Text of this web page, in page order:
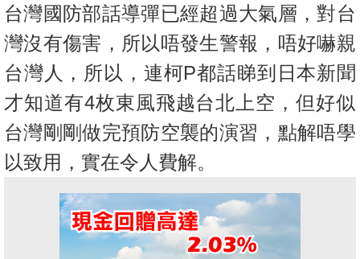
關
於
我
台灣國防部話導彈已經超過大氣層，對台
灣沒有傷害，所以唔發生警報， 唔好嚇親
台灣人，所以，連柯P都話睇到日本新聞
才知道有4枚東風飛越台北上空，但好似
台灣剛剛做完預防空襲的演習， 點解唔學
以致用，實在令人費解。